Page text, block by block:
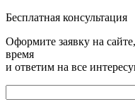
Бесплатная консультация
Оформите заявку на
время
и ответим на все